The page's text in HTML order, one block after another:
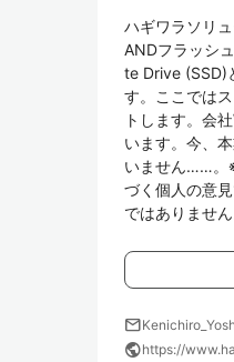
ハギワラソリ
ANDフラッシ
te Drive (SSD)
す。ここでは
トします。会
います。今、
いません……。
づく個人の意
ではありません
mail
publichttps://